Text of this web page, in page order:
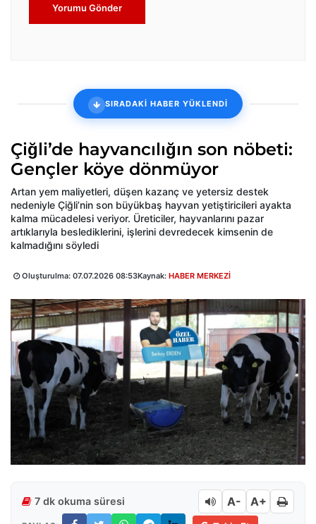
Yorumu Gönder
SIRADAKİ HABER YÜKLENDİ
Çiğli’de hayvancılığın son nöbeti:
Gençler köye dönmüyor
Artan yem maliyetleri, düşen kazanç ve yetersiz destek
nedeniyle Çiğli’nin son büyükbaş hayvan yetiştiricileri ayakta
kalma mücadelesi veriyor. Üreticiler, hayvanlarını pazar
artıklarıyla beslediklerini, işlerini devredecek kimsenin de
kalmadığını söyledi
Oluşturulma: 07.07.2026 08:53Kaynak: HABER MERKEZİ
7 dk okuma süresi A- A+